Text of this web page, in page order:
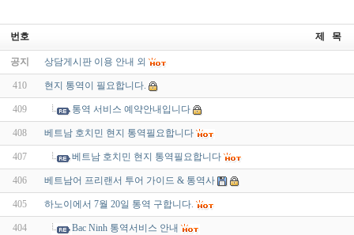
번호 제 목
공지 상담게시판 이용 안내 외
410 현지 통역이 필요합니다.
409 통역 서비스 예약안내입니다
408 베트남 호치민 현지 통역필요합니다
407 베트남 호치민 현지 통역필요합니다
406 베트남어 프리랜서 투어 가이드 & 통역사
405 하노이에서 7월 20일 통역 구합니다.
404 Bac Ninh 통역서비스 안내